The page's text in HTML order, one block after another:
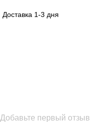
Доставка 1-3 дня
Добавьте первый отзыв